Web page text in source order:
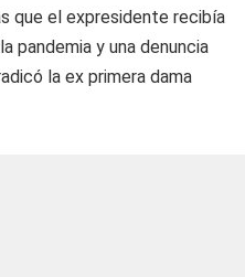
que el expresidente recibía
pandemia y una denuncia
la ex primera dama